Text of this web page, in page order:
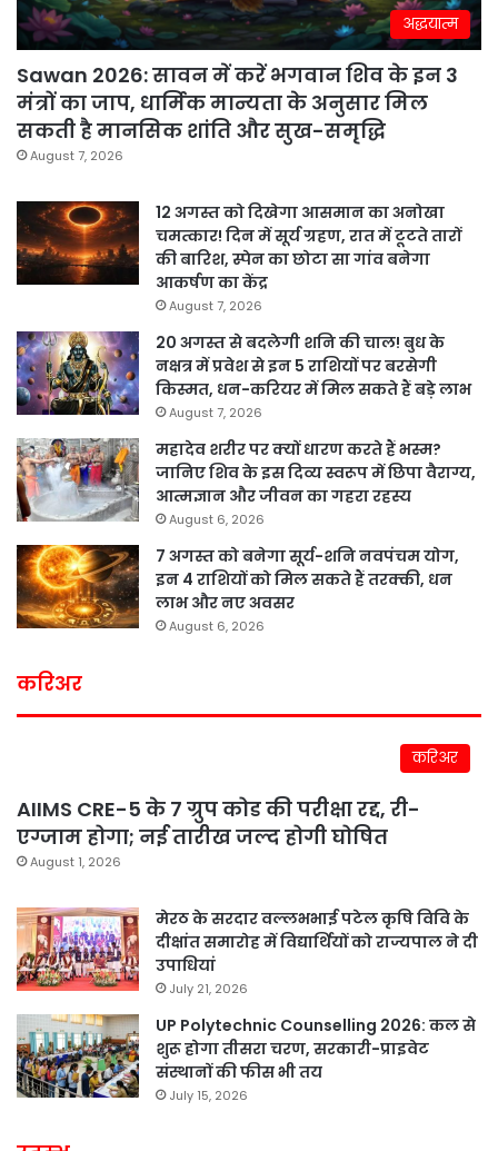
अद्धयात्म
Sawan 2026: सावन में करें भगवान शिव के इन 3
मंत्रों का जाप, धार्मिक मान्यता के अनुसार मिल
सकती है मानसिक शांति और सुख-समृद्धि
August 7, 2026
12 अगस्त को दिखेगा आसमान का अनोखा
चमत्कार! दिन में सूर्य ग्रहण, रात में टूटते तारों
की बारिश, स्पेन का छोटा सा गांव बनेगा
आकर्षण का केंद्र
August 7, 2026
20 अगस्त से बदलेगी शनि की चाल! बुध के
नक्षत्र में प्रवेश से इन 5 राशियों पर बरसेगी
किस्मत, धन-करियर में मिल सकते हैं बड़े लाभ
August 7, 2026
महादेव शरीर पर क्यों धारण करते हैं भस्म?
जानिए शिव के इस दिव्य स्वरूप में छिपा वैराग्य,
आत्मज्ञान और जीवन का गहरा रहस्य
August 6, 2026
7 अगस्त को बनेगा सूर्य-शनि नवपंचम योग,
इन 4 राशियों को मिल सकते हैं तरक्की, धन
लाभ और नए अवसर
August 6, 2026
करिअर
करिअर
AIIMS CRE-5 के 7 ग्रुप कोड की परीक्षा रद्द, री-
एग्जाम होगा; नई तारीख जल्द होगी घोषित
August 1, 2026
मेरठ के सरदार वल्लभभाई पटेल कृषि विवि के
दीक्षांत समारोह में विद्यार्थियों को राज्यपाल ने दी
उपाधियां
July 21, 2026
UP Polytechnic Counselling 2026: कल से
शुरू होगा तीसरा चरण, सरकारी-प्राइवेट
संस्थानों की फीस भी तय
July 15, 2026